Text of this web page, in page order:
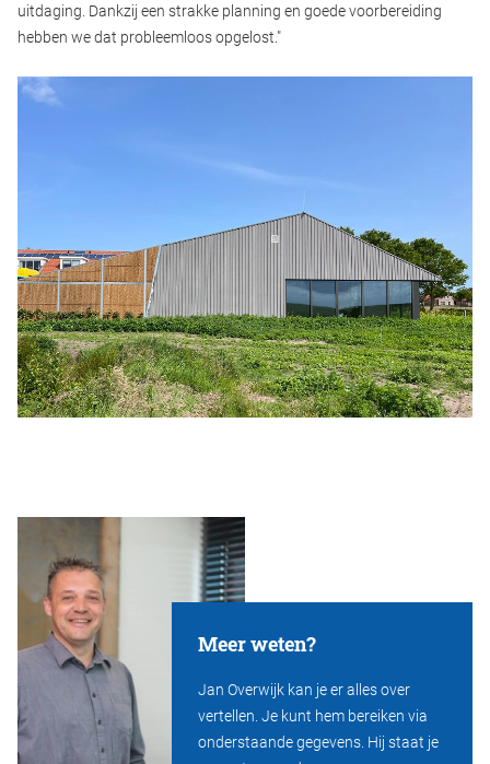
uitdaging. Dankzij een strakke planning en goede voorbereiding
hebben we dat probleemloos opgelost."
Meer weten?
Jan Overwijk kan je er alles over
vertellen. Je kunt hem bereiken via
onderstaande gegevens. Hij staat je